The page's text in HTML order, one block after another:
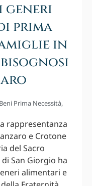
generi
prima
in
Prima Necessità,
rappresentanza
e Crotone
del Sacro
San Giorgio ha
alimentari e